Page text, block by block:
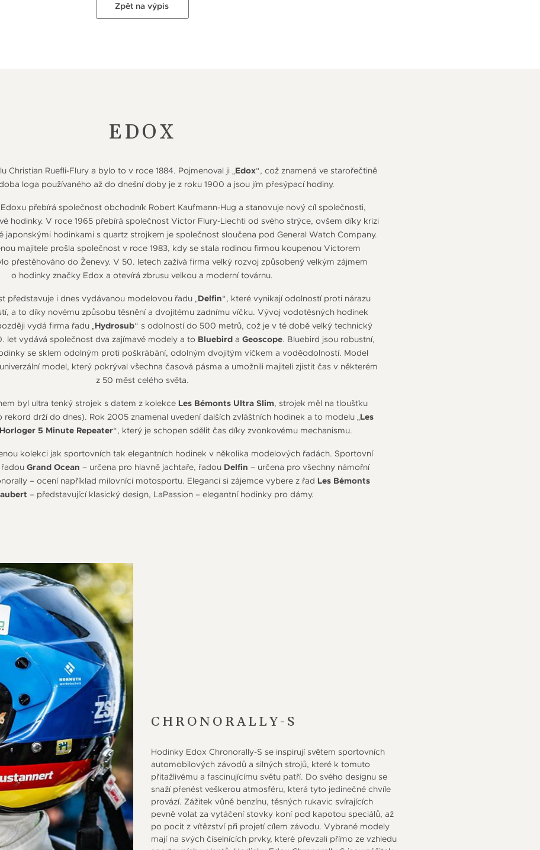
Zpět na výpis
EDOX
Christian Ruefli-Flury a bylo to v roce 1884. Pojmenoval ji „Edox“, což znamená ve starořečtině
loga používaného až do dnešní doby je z roku 1900 a jsou jím přesýpací hodiny.
přebírá společnost obchodník Robert Kaufmann-Hug a stanovuje nový cíl společnosti,
hodinky. V roce 1965 přebírá společnost Victor Flury-Liechti od svého strýce, ovšem díky krizi
japonskými hodinkami s quartz strojkem je společnost sloučena pod General Watch Company.
majitele prošla společnost v roce 1983, kdy se stala rodinou firmou koupenou Victorem
přestěhováno do Ženevy. V 50. letech zažívá firma velký rozvoj způsobený velkým zájmem
o hodinky značky Edox a otevírá zbrusu velkou a moderní továrnu.
představuje i dnes vydávanou modelovou řadu „Delfin“, které vynikají odolností proti nárazu
a to díky novému způsobu těsnění a dvojitému zadnímu víčku. Vývoj vodotěsných hodinek
vydá firma řadu „Hydrosub“ s odolností do 500 metrů, což je v té době velký technický
let vydává společnost dva zajímavé modely a to Bluebirda Geoscope. Bluebird jsou robustní,
se sklem odolným proti poškrábání, odolným dvojitým víčkem a voděodolností. Model
model, který pokrýval všechna časová pásma a umožnili majiteli zjistit čas v některém
z 50 měst celého světa.
byl ultra tenký strojek s datem z kolekce Les Bémonts Ultra Slim, strojek měl na tloušťku
rekord drží do dnes). Rok 2005 znamenal uvedení dalších zvláštních hodinek a to modelu „Les
5 Minute Repeater“, který je schopen sdělit čas díky zvonkovému mechanismu.
kolekci jak sportovních tak elegantních hodinek v několika modelových řadách. Sportovní
Grand Ocean – určena pro hlavně jachtaře, řadou Delfin – určena pro všechny námořní
– ocení například milovníci motosportu. Eleganci si zájemce vybere z řad Les Bémonts
– představující klasický design, LaPassion – elegantní hodinky pro dámy.
CHRONORALLY-S
Hodinky Edox Chronorally-S se inspirují světem sportovních
automobilových závodů a silných strojů, které k tomuto
přitažlivému a fascinujícímu světu patří. Do svého designu se
snaží přenést veškerou atmosféru, která tyto jedinečné chvíle
provází. Zážitek vůně benzínu, těsných rukavic svírajících
pevně volat za vytáčení stovky koní pod kapotou speciálů, až
po pocit z vítězství při projetí cílem závodu. Vybrané modely
mají na svých číselnících prvky, které převzali přímo ze vzhledu